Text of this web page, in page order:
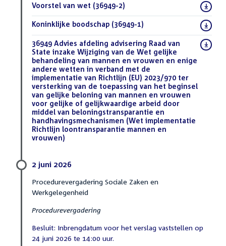
Download
bestand:
Voorstel van wet (36949-2)
Download
bestand:
Koninklijke boodschap (36949-1)
Download
bestand:
36949 Advies afdeling advisering Raad van
State inzake Wijziging van de Wet gelijke
behandeling van mannen en vrouwen en enige
andere wetten in verband met de
implementatie van Richtlijn (EU) 2023/970 ter
versterking van de toepassing van het beginsel
van gelijke beloning van mannen en vrouwen
voor gelijke of gelijkwaardige arbeid door
middel van beloningstransparantie en
handhavingsmechanismen (Wet implementatie
Richtlijn loontransparantie mannen en
vrouwen)
2 juni 2026
Procedurevergadering Sociale Zaken en
Werkgelegenheid
Procedurevergadering
Besluit: Inbrengdatum voor het verslag vaststellen op
24 juni 2026 te 14:00 uur.